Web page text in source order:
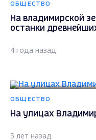
ОБЩЕСТВО
На владимирской
останки
4 года назад
ОБЩЕСТВО
На улицах
5 лет назад